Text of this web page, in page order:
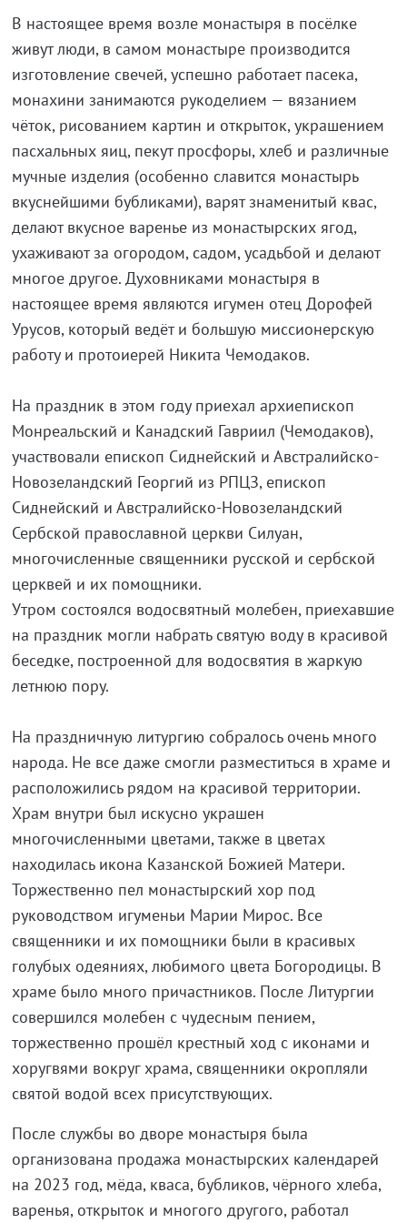
В настоящее время возле монастыря в посёлке
живут люди, в самом монастыре производится
изготовление свечей, успешно работает пасека,
монахини занимаются рукоделием — вязанием
чёток, рисованием картин и открыток, украшением
пасхальных яиц, пекут просфоры, хлеб и различные
мучные изделия (особенно славится монастырь
вкуснейшими бубликами), варят знаменитый квас,
делают вкусное варенье из монастырских ягод,
ухаживают за огородом, садом, усадьбой и делают
многое другое. Духовниками монастыря в
настоящее время являются игумен отец Дорофей
Урусов, который ведёт и большую миссионерскую
работу и протоиерей Никита Чемодаков.
На праздник в этом году приехал архиепископ
Монреальский и Канадский Гавриил (Чемодаков),
участвовали епископ Сиднейский и Австралийско-
Новозеландский Георгий из РПЦЗ, епископ
Сиднейский и Австралийско-Новозеландский
Сербской православной церкви Силуан,
многочисленные священники русской и сербской
церквей и их помощники.
Утром состоялся водосвятный молебен, приехавшие
на праздник могли набрать святую воду в красивой
беседке, построенной для водосвятия в жаркую
летнюю пору.
На праздничную литургию собралось очень много
народа. Не все даже смогли разместиться в храме и
расположились рядом на красивой территории.
Храм внутри был искусно украшен
многочисленными цветами, также в цветах
находилась икона Казанской Божией Матери.
Торжественно пел монастырский хор под
руководством игуменьи Марии Мирос. Все
священники и их помощники были в красивых
голубых одеяниях, любимого цвета Богородицы. В
храме было много причастников. После Литургии
совершился молебен с чудесным пением,
торжественно прошёл крестный ход с иконами и
хоругвями вокруг храма, священники окропляли
святой водой всех присутствующих.
После службы во дворе монастыря была
организована продажа монастырских календарей
на 2023 год, мёда, кваса, бубликов, чёрного хлеба,
варенья, открыток и многого другого, работал